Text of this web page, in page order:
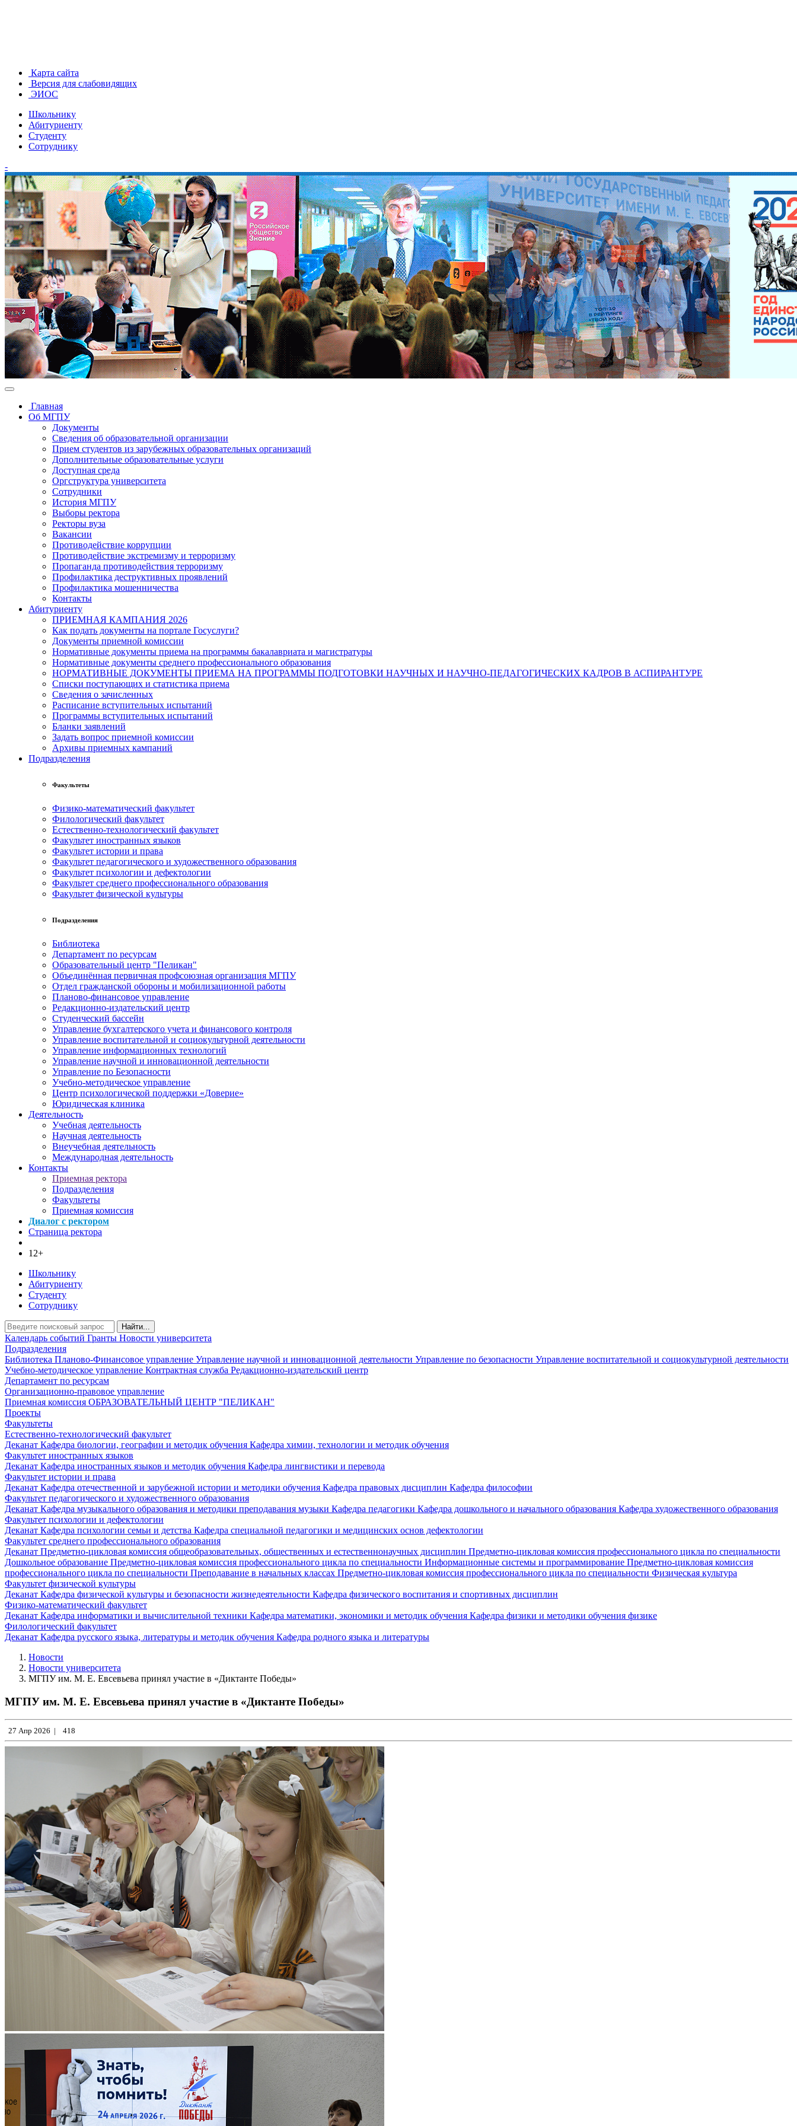
Карта сайта
Версия для слабовидящих
ЭИОС
Школьнику
Абитуриенту
Студенту
Сотруднику
-
Главная
Об МГПУ
Документы
Сведения об образовательной организации
Прием студентов из зарубежных образовательных организаций
Дополнительные образовательные услуги
Доступная среда
Оргструктура университета
Сотрудники
История МГПУ
Выборы ректора
Ректоры вуза
Вакансии
Противодействие коррупции
Противодействие экстремизму и терроризму
Пропаганда противодействия терроризму
Профилактика деструктивных проявлений
Профилактика мошенничества
Контакты
Абитуриенту
ПРИЕМНАЯ КАМПАНИЯ 2026
Как подать документы на портале Госуслуги?
Документы приемной комиссии
Нормативные документы приема на программы бакалавриата и магистратуры
Нормативные документы среднего профессионального образования
НОРМАТИВНЫЕ ДОКУМЕНТЫ ПРИЕМА НА ПРОГРАММЫ ПОДГОТОВКИ НАУЧНЫХ И НАУЧНО-ПЕДАГОГИЧЕСКИХ КАДРОВ В АСПИРАНТУРЕ
Списки поступающих и статистика приема
Сведения о зачисленных
Расписание вступительных испытаний
Программы вступительных испытаний
Бланки заявлений
Задать вопрос приемной комиссии
Архивы приемных кампаний
Подразделения
Факультеты
Физико-математический факультет
Филологический факультет
Естественно-технологический факультет
Факультет иностранных языков
Факультет истории и права
Факультет педагогического и художественного образования
Факультет психологии и дефектологии
Факультет среднего профессионального образования
Факультет физической культуры
Подразделения
Библиотека
Департамент по ресурсам
Образовательный центр "Пеликан"
Объединённая первичная профсоюзная организация МГПУ
Отдел гражданской обороны и мобилизационной работы
Планово-финансовое управление
Редакционно-издательский центр
Студенческий бассейн
Управление бухгалтерского учета и финансового контроля
Управление воспитательной и социокультурной деятельности
Управление информационных технологий
Управление научной и инновационной деятельности
Управление по Безопасности
Учебно-методическое управление
Центр психологической поддержки «Доверие»
Юридическая клиника
Деятельность
Учебная деятельность
Научная деятельность
Внеучебная деятельность
Международная деятельность
Контакты
Приемная ректора
Подразделения
Факультеты
Приемная комиссия
Диалог с ректором
Страница ректора
12+
Школьнику
Абитуриенту
Студенту
Сотруднику
Найти...
Календарь событий Гранты Новости университета
Подразделения
Библиотека Планово-Финансовое управление Управление научной и инновационной деятельности Управление по безопасности Управление воспитательной и социокультурной деятельности
Учебно-методическое управление Контрактная служба Редакционно-издательский центр
Департамент по ресурсам
Организационно-правовое управление
Приемная комиссия ОБРАЗОВАТЕЛЬНЫЙ ЦЕНТР "ПЕЛИКАН"
Проекты
Факультеты
Естественно-технологический факультет
Деканат Кафедра биологии, географии и методик обучения Кафедра химии, технологии и методик обучения
Факультет иностранных языков
Деканат Кафедра иностранных языков и методик обучения Кафедра лингвистики и перевода
Факультет истории и права
Деканат Кафедра отечественной и зарубежной истории и методики обучения Кафедра правовых дисциплин Кафедра философии
Факультет педагогического и художественного образования
Деканат Кафедра музыкального образования и методики преподавания музыки Кафедра педагогики Кафедра дошкольного и начального образования Кафедра художественного образования
Факультет психологии и дефектологии
Деканат Кафедра психологии семьи и детства Кафедра специальной педагогики и медицинских основ дефектологии
Факультет среднего профессионального образования
Деканат Предметно-цикловая комиссия общеобразовательных, общественных и естественнонаучных дисциплин Предметно-цикловая комиссия профессионального цикла по специальности
Дошкольное образование Предметно-цикловая комиссия профессионального цикла по специальности Информационные системы и программирование Предметно-цикловая комиссия
профессионального цикла по специальности Преподавание в начальных классах Предметно-цикловая комиссия профессионального цикла по специальности Физическая культура
Факультет физической культуры
Деканат Кафедра физической культуры и безопасности жизнедеятельности Кафедра физического воспитания и спортивных дисциплин
Физико-математический факультет
Деканат Кафедра информатики и вычислительной техники Кафедра математики, экономики и методик обучения Кафедра физики и методики обучения физике
Филологический факультет
Деканат Кафедра русского языка, литературы и методик обучения Кафедра родного языка и литературы
Новости
Новости университета
МГПУ им. М. Е. Евсевьева принял участие в «Диктанте Победы»
МГПУ им. М. Е. Евсевьева принял участие в «Диктанте Победы»
27 Апр 2026 | 418